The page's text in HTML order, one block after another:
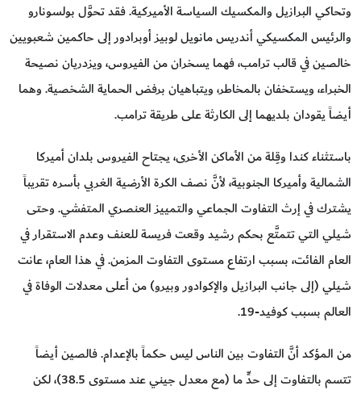
وتحاكي البرازيل والمكسيك السياسة الأميركية. فقد تحوَّل بولسونارو
والرئيس المكسيكي أندريس مانويل لوبيز أوبرادور إلى حاكمين شعبويين
خالصين في قالب ترامب، فهما يسخران من الفيروس، ويزدريان نصيحة
الخبراء، ويستخفان بالمخاطر، ويتباهيان برفض الحماية الشخصية. وهما
أيضاً يقودان بلديهما إلى الكارثة على طريقة ترامب.
باستثناء كندا وقِلة من الأماكن الأخرى، يجتاح الفيروس بلدان أميركا
الشمالية وأميركا الجنوبية، لأنَّ نصف الكرة الأرضية الغربي بأسره تقريباً
يشترك في إرث التفاوت الجماعي والتمييز العنصري المتفشي. وحتى
شيلي التي تتمتَّع بحكم رشيد وقعت فريسة للعنف وعدم الاستقرار في
العام الفائت، بسبب ارتفاع مستوى التفاوت المزمن. في هذا العام، عانت
شيلي (إلى جانب البرازيل والإكوادور وبيرو) من أعلى معدلات الوفاة في
العالم بسبب كوفيد-19.
من المؤكد أنَّ التفاوت بين الناس ليس حكماً بالإعدام. فالصين أيضاً
تتسم بالتفاوت إلى حدٍّ ما (مع معدل جيني عند مستوى 38.5)، لكن